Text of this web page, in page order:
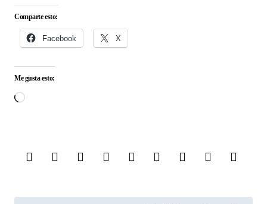
Comparte esto:
Facebook X
Me gusta esto:
Cargando...